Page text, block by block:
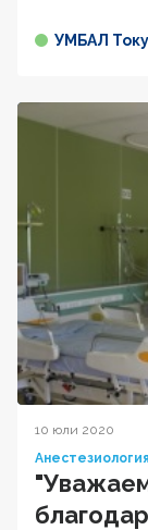
УМБАЛ
10 юли 2020